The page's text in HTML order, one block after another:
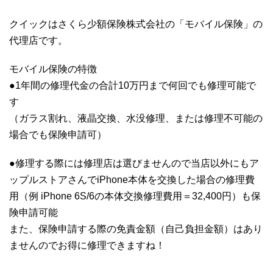
クイックはさくら少額保険株式会社の「モバイル保険」の
代理店です。
モバイル保険の特徴
●1年間の修理代金の合計10万円まで何回でも修理可能で
す
（ガラス割れ、液晶交換、水没修理、または修理不可能の
場合でも保険申請可）
●修理する際には修理店は選びませんので当店以外にもア
ップルストアさんでiPhone本体を交換した場合の修理費
用（例 iPhone 6S/6の本体交換修理費用＝32,400円）も保
険申請可能
また、保険申請する際の免責金額（自己負担金額）はあり
ませんのでお得に修理できますね！